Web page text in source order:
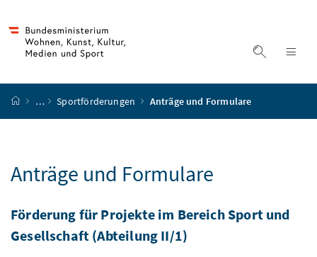
Suche
Startseite
… Sportförderungen Anträge und Formulare
Anträge und Formulare
Förderung für Projekte im Bereich Sport und
Gesellschaft (Abteilung II/1)